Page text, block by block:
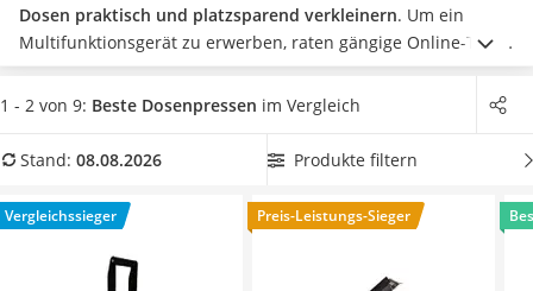
Handstaubsauger
Milchaufschäumer
Kondenstrockner
Reiskocher
Tierhaarstaubsauger
Nespresso-Maschine
Messerschärfer
Dosen praktisch und platzsparend verkleinern. Um ein
Multifunktionsgerät zu erwerben, raten gängige Online-Tests
zu einem Modell mit integriertemFlaschenöffner. Wählen
Sie jetzt aus unserer Vergleichstabelleeine Dosenpresse für
robuste Dosen einfach verkleinern können. Überzeugt hat
Eseno Dosenbrecher
mit seinen Eigenschaften.
1 - 2 von 9: Beste Dosenpressen im Vergleich
Stand: 08.08.2026 Produkte filtern
Vergleichssieger Preis-Leistungs-Sieger